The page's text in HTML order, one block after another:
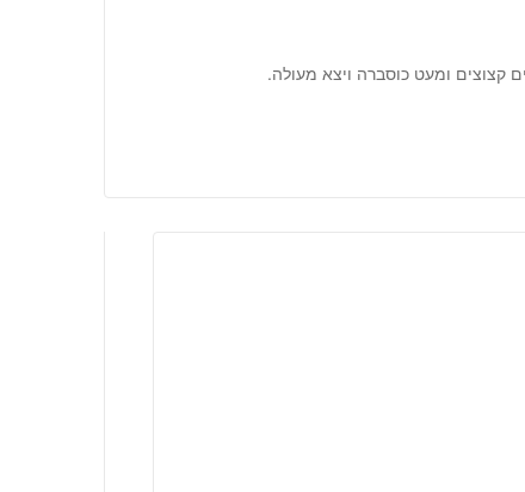
קצוצים ומעט כוסברה ויצא מעולה.